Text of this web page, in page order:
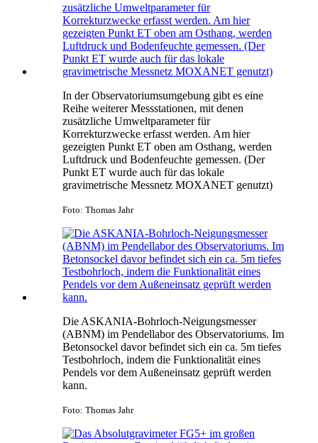
In der Observatoriumsumgebung gibt es eine
Reihe weiterer Messstationen, mit denen
zusätzliche Umweltparameter für
Korrekturzwecke erfasst werden. Am hier
gezeigten Punkt ET oben am Osthang, werden
Luftdruck und Bodenfeuchte gemessen. (Der
Punkt ET wurde auch für das lokale
gravimetrische Messnetz MOXANET genutzt)
Foto: Thomas Jahr
Die ASKANIA-Bohrloch-Neigungsmesser
(ABNM) im Pendellabor des Observatoriums. Im
Betonsockel davor befindet sich ein ca. 5m tiefes
Testbohrloch, indem die Funktionalität eines
Pendels vor dem Außeneinsatz geprüft werden
kann.
Foto: Thomas Jahr